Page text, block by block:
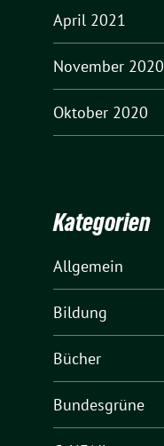
April 2021
November 2020
Oktober 2020
Kategorien
Allgemein
Bildung
Bücher
Bundesgrüne